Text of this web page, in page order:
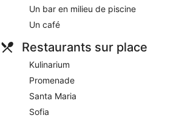
Un bar en milieu de piscine
Un café
Restaurants sur place
Kulinarium
Promenade
Santa Maria
Sofia